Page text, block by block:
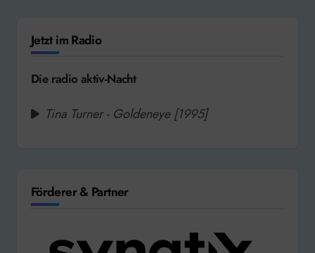
Jetzt im Radio
Die radio aktiv-Nacht
Tina Turner - Goldeneye [1995]
Förderer & Partner